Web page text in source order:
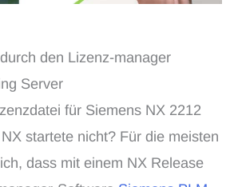
den Lizenz-manager
Server
für Siemens NX 2212
startete nicht? Für die meisten
dass mit einem NX Release